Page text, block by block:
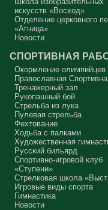
искусств «Восход»
Отделение церковного
«Агница»
Новости
СПОРТИВНАЯ
Окормление олимпийцев
Православная
Тренажерный зал
Рукопашный бой
Стрельба из лука
Пулевая стрельба
Фехтование
Ходьба с палками
Художественная
Русский бильярд
Спортивно-игровой клуб
«Ступени»
Стрелковая школа
Игровые виды спорта
Гимнастика
Новости